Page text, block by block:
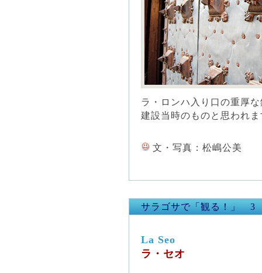
ラ・ロンハ入り口の重厚
建設当時のものと思われ
文・写真：松嶋公美
サラゴサで「観る！」 3
La Seo
ラ・セオ